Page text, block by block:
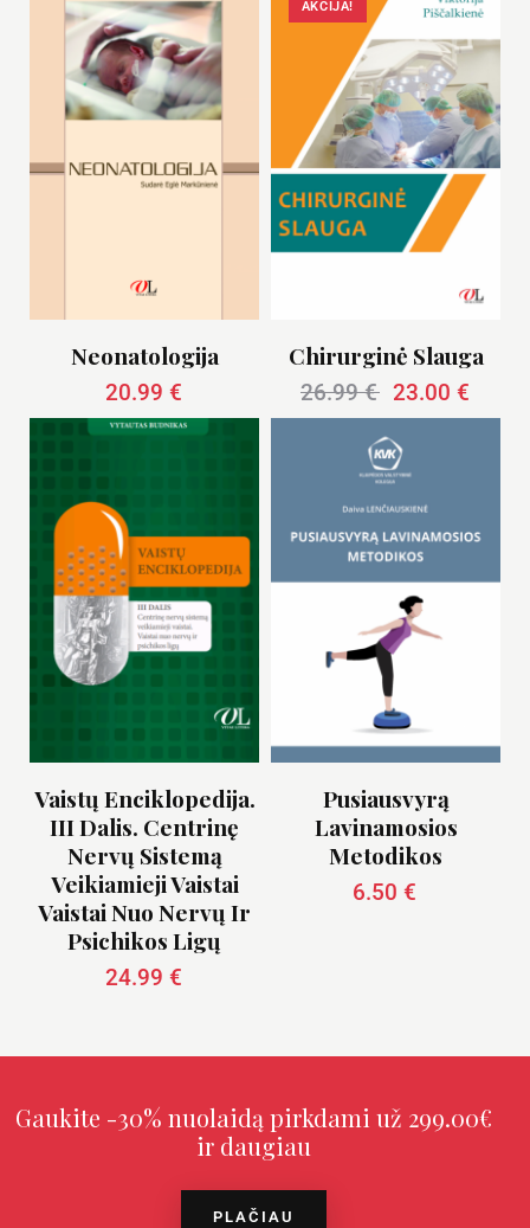
Neonatologija
20.99 €
AKCIJA!
Chirurginė Slauga
26.99€ 23.00 €
Vaistų Enciklopedija.
III Dalis. Centrinę
Nervų Sistemą
Veikiamieji Vaistai
Vaistai Nuo Nervų Ir
Psichikos Ligų
24.99 €
Pusiausvyrą
Lavinamosios
Metodikos
6.50 €
Gaukite -30% nuolaidą pirkdami už 299.00€
ir daugiau
PLAČIAU